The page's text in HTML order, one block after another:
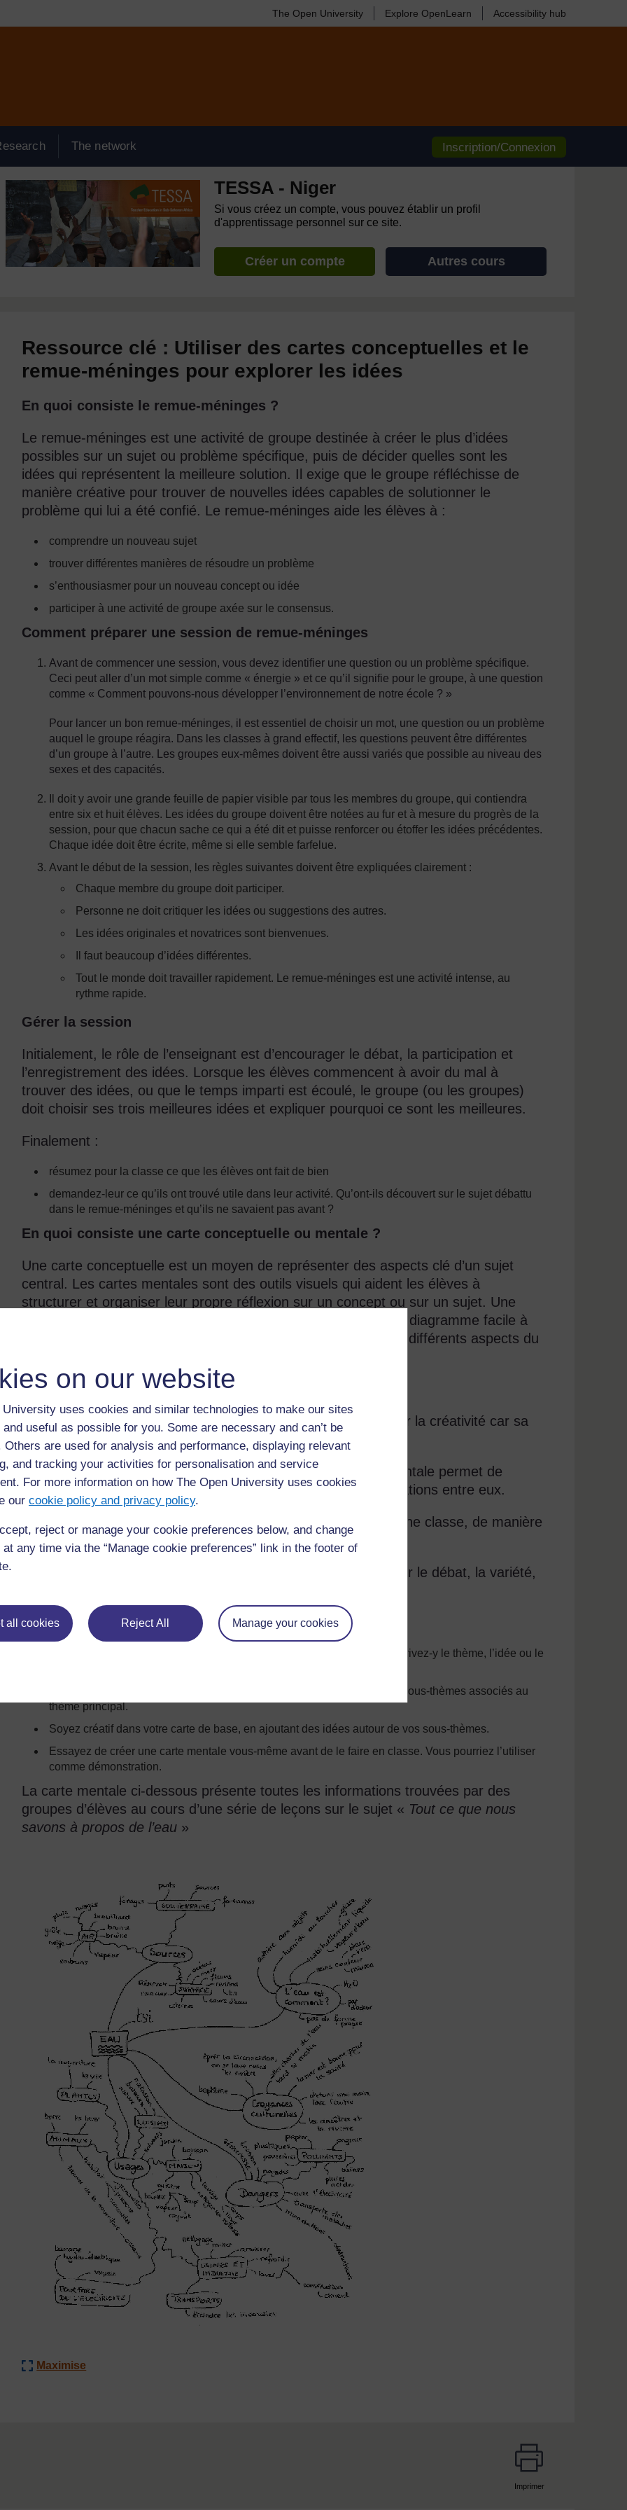
on our website
University uses cookies and similar technologies to make our sites
useful as possible for you. Some are necessary and can’t be
Others are used for analysis and performance, displaying relevant
and tracking your activities for personalisation and service
For more information on how The Open University uses cookies
our cookie policy and privacy policy.
reject or manage your cookie preferences below, and change
any time via the “Manage cookie preferences” link in the footer of
all cookies Reject All Manage your cookies
The Open University Explore OpenLearn Accessibility hub
The network Inscription/Connexion
TESSA - Niger
Si vous créez un compte, vous pouvez établir un profil
d'apprentissage personnel sur ce site.
Créer un compte Autres cours
Ressource clé : Utiliser des cartes conceptuelles et le
remue-méninges pour explorer les idées
En quoi consiste le remue-méninges ?
Le remue-méninges est une activité de groupe destinée à créer le plus d’idées
possibles sur un sujet ou problème spécifique, puis de décider quelles sont les
idées qui représentent la meilleure solution. Il exige que le groupe réfléchisse de
manière créative pour trouver de nouvelles idées capables de solutionner le
problème qui lui a été confié. Le remue-méninges aide les élèves à :
comprendre un nouveau sujet
trouver différentes manières de résoudre un problème
s’enthousiasmer pour un nouveau concept ou idée
participer à une activité de groupe axée sur le consensus.
Comment préparer une session de remue-méninges
Avant de commencer une session, vous devez identifier une question ou un problème spécifique.
Ceci peut aller d’un mot simple comme « énergie » et ce qu’il signifie pour le groupe, à une question
comme « Comment pouvons-nous développer l’environnement de notre école ? »
Pour lancer un bon remue-méninges, il est essentiel de choisir un mot, une question ou un problème
auquel le groupe réagira. Dans les classes à grand effectif, les questions peuvent être différentes
d’un groupe à l’autre. Les groupes eux-mêmes doivent être aussi variés que possible au niveau des
sexes et des capacités.
Il doit y avoir une grande feuille de papier visible par tous les membres du groupe, qui contiendra
entre six et huit élèves. Les idées du groupe doivent être notées au fur et à mesure du progrès de la
session, pour que chacun sache ce qui a été dit et puisse renforcer ou étoffer les idées précédentes.
Chaque idée doit être écrite, même si elle semble farfelue.
Avant le début de la session, les règles suivantes doivent être expliquées clairement :
Chaque membre du groupe doit participer.
Personne ne doit critiquer les idées ou suggestions des autres.
Les idées originales et novatrices sont bienvenues.
Il faut beaucoup d’idées différentes.
Tout le monde doit travailler rapidement. Le remue-méninges est une activité intense, au
rythme rapide.
Gérer la session
Initialement, le rôle de l’enseignant est d’encourager le débat, la participation et
l’enregistrement des idées. Lorsque les élèves commencent à avoir du mal à
trouver des idées, ou que le temps imparti est écoulé, le groupe (ou les groupes)
doit choisir ses trois meilleures idées et expliquer pourquoi ce sont les meilleures.
Finalement :
résumez pour la classe ce que les élèves ont fait de bien
demandez-leur ce qu’ils ont trouvé utile dans leur activité. Qu’ont-ils découvert sur le sujet débattu
dans le remue-méninges et qu’ils ne savaient pas avant ?
En quoi consiste une carte conceptuelle ou mentale ?
Une carte conceptuelle est un moyen de représenter des aspects clé d’un sujet
central. Les cartes mentales sont des outils visuels qui aident les élèves à
structurer et organiser leur propre réflexion sur un concept ou sur un sujet. Une
carte mentale réduit une grande quantité d’informations en un diagramme facile à
comprendre et qui montre les relations et les tendances entre différents aspects du
Quand utiliser une carte mentale
Une carte mentale est utile lorsque vous souhaitez encourager la créativité car sa
structure facilite la réflexion libre.
Quand vous essayez de résoudre un problème, une carte mentale permet de
souligner plus facilement les aspects du problème et leurs relations entre eux.
Une carte mentale permet de réviser le travail déjà fait avec une classe, de manière
rapide et organisée.
Utilisez les cartes mentales lorsque vous souhaitez encourager le débat, la variété,
Comment créer une carte mentale
Commencez par dessiner une case au centre d’une feuille de papier. Ecrivez-y le thème, l’idée ou le
Dessinez des branches à partir de la case principale, qui mènent à des sous-thèmes associés au
thème principal.
Soyez créatif dans votre carte de base, en ajoutant des idées autour de vos sous-thèmes.
Essayez de créer une carte mentale vous-même avant de le faire en classe. Vous pourriez l’utiliser
comme démonstration.
La carte mentale ci-dessous présente toutes les informations trouvées par des
groupes d’élèves au cours d’une série de leçons sur le sujet « Tout ce que nous
savons à propos de l’eau »
Maximise
Imprimer